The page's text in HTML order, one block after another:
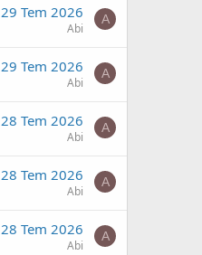
29 Tem 2026
Abi
A
29 Tem 2026
Abi
A
28 Tem 2026
Abi
A
28 Tem 2026
Abi
A
28 Tem 2026
Abi
A